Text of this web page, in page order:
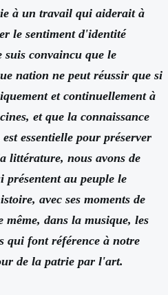
à un travail qui aiderait à
le sentiment d'identité
suis convaincu que le
nation ne peut réussir que si
et continuellement à
et que la connaissance
essentielle pour préserver
littérature, nous avons de
au peuple le
avec ses moments de
même, dans la musique, les
qui font référence à notre
de la patrie par l'art.